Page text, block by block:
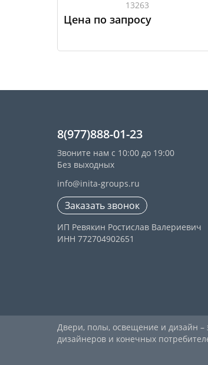
13263
Цена по запросу
8(977)888-01-23
Звоните нам с 10:00 до 19:00
Без выходных
info@inita-groups.ru
Заказать звонок
ИП Ревякин Ростислав Валериевич
ИНН 772704902651
Двери, полы, освещение и дизайн –
дизайнеров и конечных